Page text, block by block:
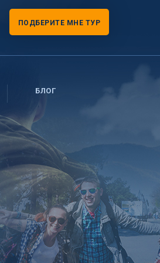
ПОДБЕРИТЕ МНЕ ТУР
БЛОГ